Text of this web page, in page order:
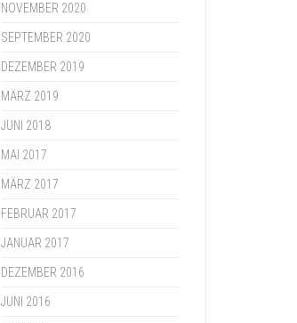
NOVEMBER 2020
SEPTEMBER 2020
DEZEMBER 2019
MÄRZ 2019
JUNI 2018
MAI 2017
MÄRZ 2017
FEBRUAR 2017
JANUAR 2017
DEZEMBER 2016
JUNI 2016